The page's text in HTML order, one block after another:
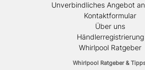
Unverbindliches Angebot
Kontaktformular
Über uns
Händlerregistrierung
Whirlpool Ratgeber
Whirlpool Ratgeber &